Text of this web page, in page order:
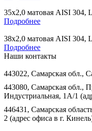
35х2,0 матовая AISI 304,
Подробнее
38х2,0 матовая AISI 304,
Подробнее
Наши контакты
443022, Самарская обл.,
443080, Самарская обл.,
Индустриальная, 1А/1
446431, Самарская
2 (адрес офиса в г.